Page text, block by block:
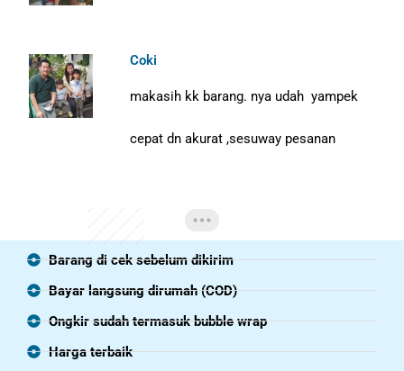
Coki
makasih kk barang. nya udah yampek
cepat dn akurat ,sesuway pesanan
Barang di cek sebelum dikirim
Bayar langsung dirumah (COD)
Ongkir sudah termasuk bubble wrap
Harga terbaik